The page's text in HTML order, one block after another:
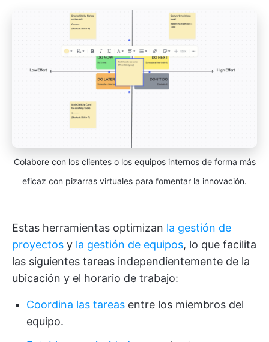
Colabore con los clientes o los equipos internos de forma más
eficaz con pizarras virtuales para fomentar la innovación.
Estas herramientas optimizan la gestión de
proyectos y la gestión de equipos, lo que facilita
las siguientes tareas independientemente de la
ubicación y el horario de trabajo:
Coordina las tareas entre los miembros del
equipo.